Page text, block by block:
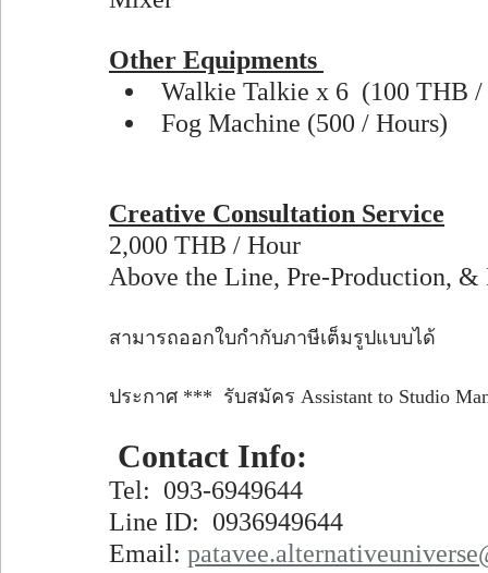
Other Equipments
Walkie Talkie x 6  (100 THB /
Fog Machine (500 / Hours)
Creative Consultation Service
2,000 THB / Hour
Above the Line, Pre-Production,
สามารถออกใบกำกับภาษีเต็มรูปแบบได้
ประกาศ ***  รับสมัคร Assistant to Studio
Contact Info:
Tel:  093-6949644
Line ID:  0936949644
Email: